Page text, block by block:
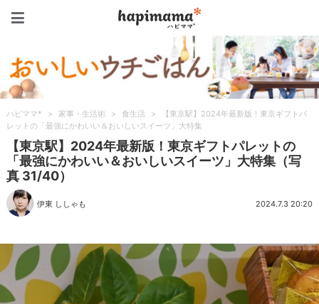
ハピママ* > 家事・生活術 > 食生活 >
【東京駅】2024年最新版！東京ギフトパ
レットの「最強にかわいい＆おいしいスイーツ」大特集
【東京駅】2024年最新版！東京ギフトパレットの
「最強にかわいい＆おいしいスイーツ」大特集（写
真 31/40）
伊東 ししゃも 2024.7.3 20:20